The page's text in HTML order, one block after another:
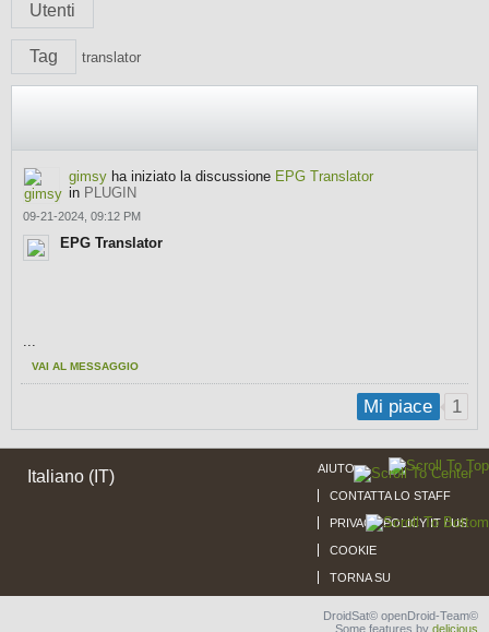
Utenti
Tag translator
gimsy ha iniziato la discussione EPG Translator
in PLUGIN
09-21-2024, 09:12 PM
EPG Translator
​...
VAI AL MESSAGGIO
Mi piace 1
Italiano (IT) AIUTO
CONTATTA LO STAFF
PRIVACY POLICY IT / US
COOKIE
TORNA SU
DroidSat© openDroid-Team©
Some features by delicjous